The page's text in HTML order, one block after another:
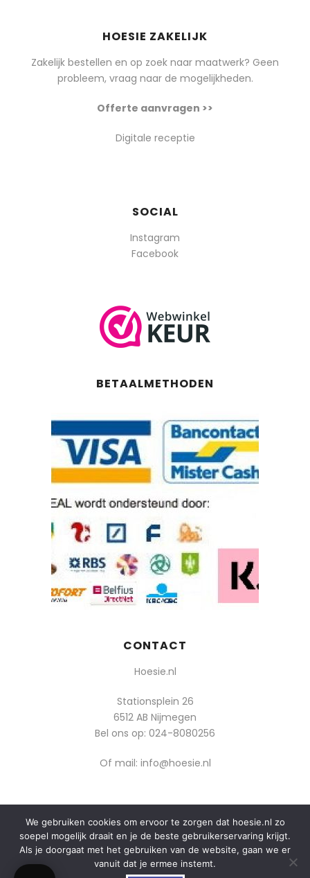
HOESIE ZAKELIJK
Zakelijk bestellen en op zoek naar maatwerk? Geen
probleem, vraag naar de mogelijkheden.
Offerte aanvragen >>
Digitale receptie
SOCIAL
Instagram
Facebook
BETAALMETHODEN
CONTACT
Hoesie.nl
Stationsplein 26
6512 AB Nijmegen
Bel ons op: 024-8080256
Of mail: info@hoesie.nl
© 2014-2025 Boozt - Hoesie.nl. All rights reserved.
algemene voorwaarden
privacy
We gebruiken cookies om ervoor te zorgen dat hoesie.nl zo
soepel mogelijk draait en je de beste gebruikerservaring krijgt.
Als je doorgaat met het gebruiken van de website, gaan we er
vanuit dat je ermee instemt.